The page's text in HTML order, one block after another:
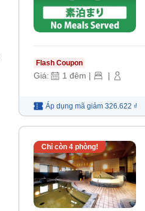
Flash Coupon
Giá: 1 đêm | |
Áp dụng mã giảm 326.622 ₫
Chỉ còn 4phòng!